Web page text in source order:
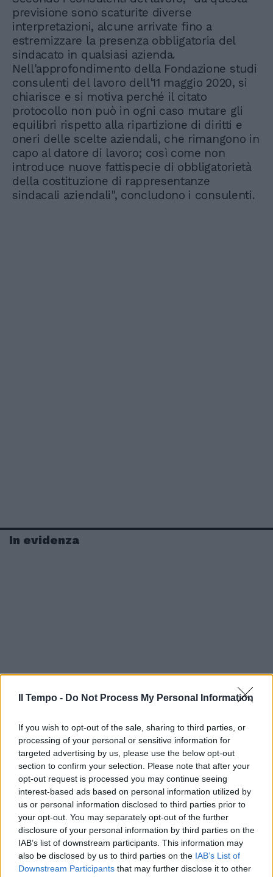
Il Tempo - Do Not Process My Personal Information
If you wish to opt-out of the sale, sharing to third parties, or
processing of your personal or sensitive information for
targeted advertising by us, please use the below opt-out
section to confirm your selection. Please note that after your
opt-out request is processed you may continue seeing
interest-based ads based on personal information utilized by
us or personal information disclosed to third parties prior to
your opt-out. You may separately opt-out of the further
disclosure of your personal information by third parties on the
IAB’s list of downstream participants. This information may
also be disclosed by us to third parties on the IAB’s List of
Downstream Participants that may further disclose it to other
previsione sono scaturite diverse
interpretazioni, alcune arrivate fino a
estremizzare la presenza obbligatoria del
sindacato in qualsiasi azienda.
Nell'approfondimento della Fondazione studi
consulenti del lavoro dell'11 maggio 2020, si
chiarisce e si motiva perché il citato
protocollo non può in ogni caso mutare gli
equilibri rispetto alla ripartizione di diritti e
oneri delle scelte aziendali, che rimangono in
capo al datore di lavoro; così come non
introduce nuove fattispecie di obbligatorietà
della costituzione di rappresentanze
sindacali aziendali", concludono i consulenti.
In evidenza